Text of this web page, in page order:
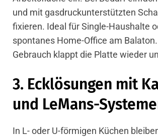
und mit gasdruckunterstützten
fixieren. Ideal für Single-Haushalte
spontanes Home-Office am
Gebrauch klappt die Platte wieder
3. Ecklösungen mit
und LeMans-
In L- oder U-förmigen Küchen